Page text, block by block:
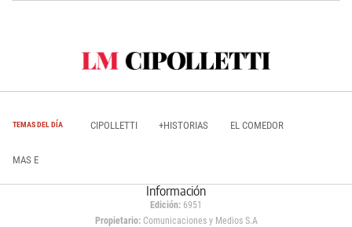
TEMAS DEL DÍA CIPOLLETTI +HISTORIAS EL COMEDOR
MAS E
Información
Edición: 6951
Propietario:Comunicaciones y Medios S.A